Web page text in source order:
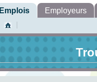
Emplois Employeurs